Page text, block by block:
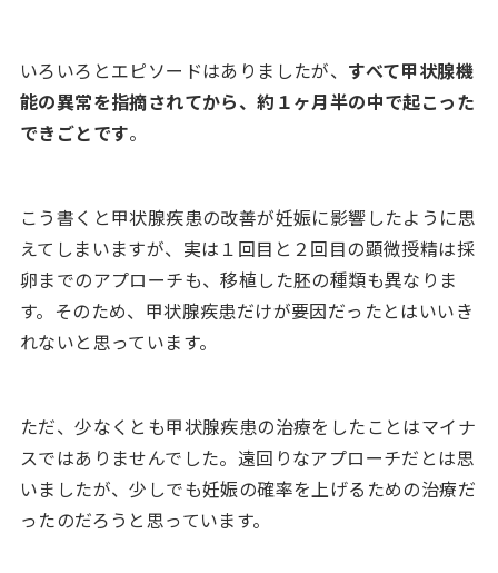
いろいろとエピソードはありましたが、 すべて甲状腺機
能の異常を指摘されてから、約１ヶ月半の中で起こった
できごとです。
こう書くと甲状腺疾患の改善が妊娠に影響したように思
えてしまいますが、実は１回目と２回目の顕微授精は採
卵までのアプローチも、移植した胚の種類も異なりま
す。そのため、甲状腺疾患だけが要因だったとはいいき
れないと思っています。
ただ、少なくとも甲状腺疾患の治療をしたことはマイナ
スではありませんでした。遠回りなアプローチだとは思
いましたが、少しでも妊娠の確率を上げるための治療だ
ったのだろうと思っています。